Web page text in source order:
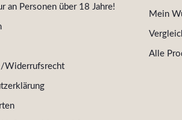
an Personen über 18 Jahre!
Widerrufsrecht
Mein
Alle